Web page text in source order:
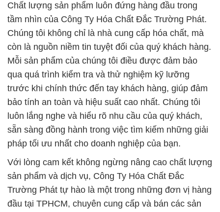
Chất lượng sản phẩm luôn đứng hàng đầu trong
tầm nhìn của Công Ty Hóa Chất Đắc Trường Phát.
Chúng tôi không chỉ là nhà cung cấp hóa chất, mà
còn là nguồn niềm tin tuyệt đối của quý khách hàng.
Mỗi sản phẩm của chúng tôi điều được đảm bảo
qua quá trình kiểm tra và thử nghiệm kỹ lưỡng
trước khi chính thức đến tay khách hàng, giúp đảm
bảo tính an toàn và hiệu suất cao nhất. Chúng tôi
luôn lắng nghe và hiểu rõ nhu cầu của quý khách,
sẵn sàng đồng hành trong việc tìm kiếm những giải
pháp tối ưu nhất cho doanh nghiệp của bạn.
Với lòng cam kết không ngừng nâng cao chất lượng
sản phẩm và dịch vụ, Công Ty Hóa Chất Đắc
Trường Phát tự hào là một trong những đơn vị hàng
đầu tại TPHCM, chuyên cung cấp và bán các sản